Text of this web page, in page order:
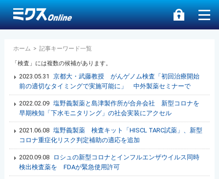
ホーム > 記事キーワード一覧
「検査」には複数の候補があります。
2023.05.31
京都大・武藤教授 がんゲノム検査「初回治療開始
前の適切なタイミングで実施可能に」 中外製薬セミナーで
2022.02.09 塩野義製薬と島津製作所が合弁会社 新型コロナを
早期検知「下水モニタリング」の社会実装にアクセル
2021.06.08 塩野義製薬 検査キット「HISCL TARC試薬」、新型
コロナ重症化リスク判定補助の適応を追加
2020.09.08
ロシュの新型コロナとインフルエンザウイルス同時
検出検査薬を FDAが緊急使用許可